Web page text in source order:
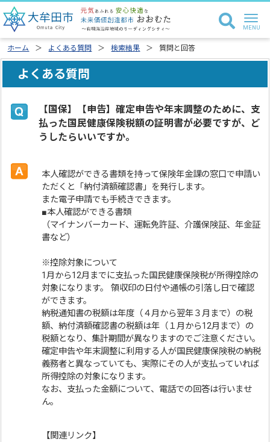
ホーム よくある質問 検索結果 質問と回答
よくある質問
【国保】【申告】確定申告や年末調整のために、支
払った国民健康保険税額の証明書が必要ですが、ど
うしたらいいですか。
本人確認ができる書類を持って保険年金課の窓口で申請い
ただくと「納付済額確認書」を発行します。
また電子申請でも手続きできます。
■本人確認ができる書類
（マイナンバーカード、運転免許証、介護保険証、年金証
書など）
※控除対象について
1月から12月までに支払った国民健康保険税が所得控除の
対象になります。 領収印の日付や通帳の引落し日で確認
ができます。
納税通知書の税額は年度（４月から翌年３月まで）の税
額、納付済額確認書の税額は年（１月から12月まで）の
税額となり、集計期間が異なりますのでご注意ください。
確定申告や年末調整に利用する人が国民健康保険税の納税
義務者と異なっていても、実際にその人が支払っていれば
所得控除の対象になります。
なお、支払った金額について、電話での回答は行いませ
ん。
【関連リンク】